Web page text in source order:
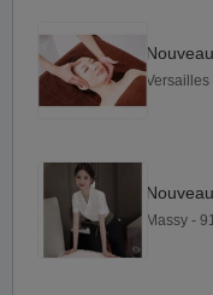
Versailles
Massy -